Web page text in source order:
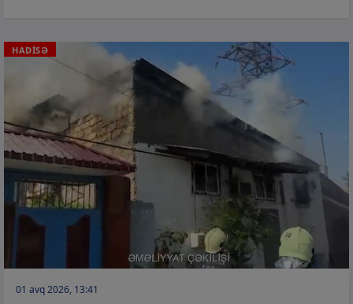
HADİSƏ
01 avq 2026, 13:41